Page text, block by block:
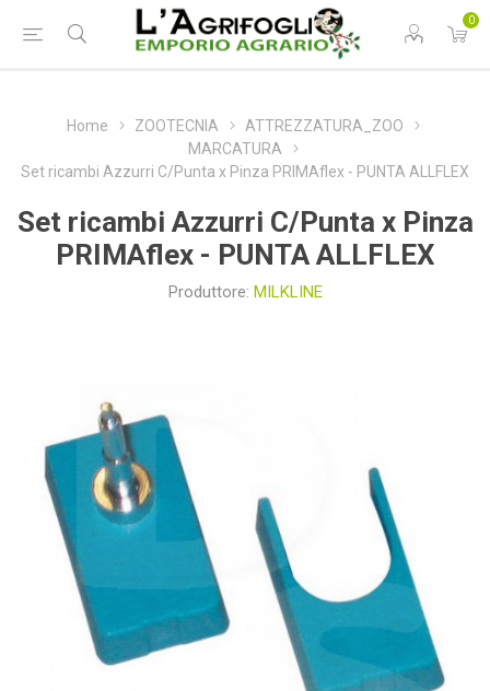
0
Home ZOOTECNIA
ATTREZZATURA_ZOO
MARCATURA
Set ricambi Azzurri C/Punta x Pinza PRIMAflex - PUNTA ALLFLEX
Set ricambi Azzurri C/Punta x Pinza
PRIMAflex - PUNTA ALLFLEX
Produttore: MILKLINE